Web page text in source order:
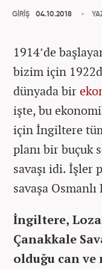
GİRİŞ 04.10.2018
1914’de
bizim için
dünyada bir
işte, bu
için İngiltere
planı bir buçuk
savaşı idi. İşler
savaşa
İngiltere,
Çanakkale
olduğu can ve